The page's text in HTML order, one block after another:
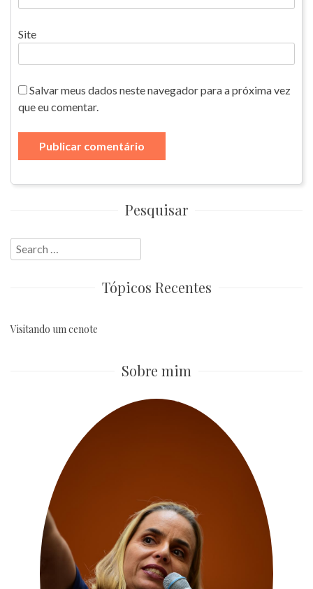
Site
Salvar meus dados neste navegador para a próxima vez
que eu comentar.
Pesquisar
Search
for:
Tópicos Recentes
Visitando um cenote
Sobre mim